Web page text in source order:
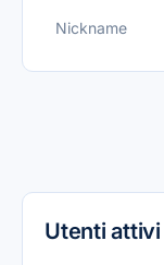
Nickname
Utenti attivi